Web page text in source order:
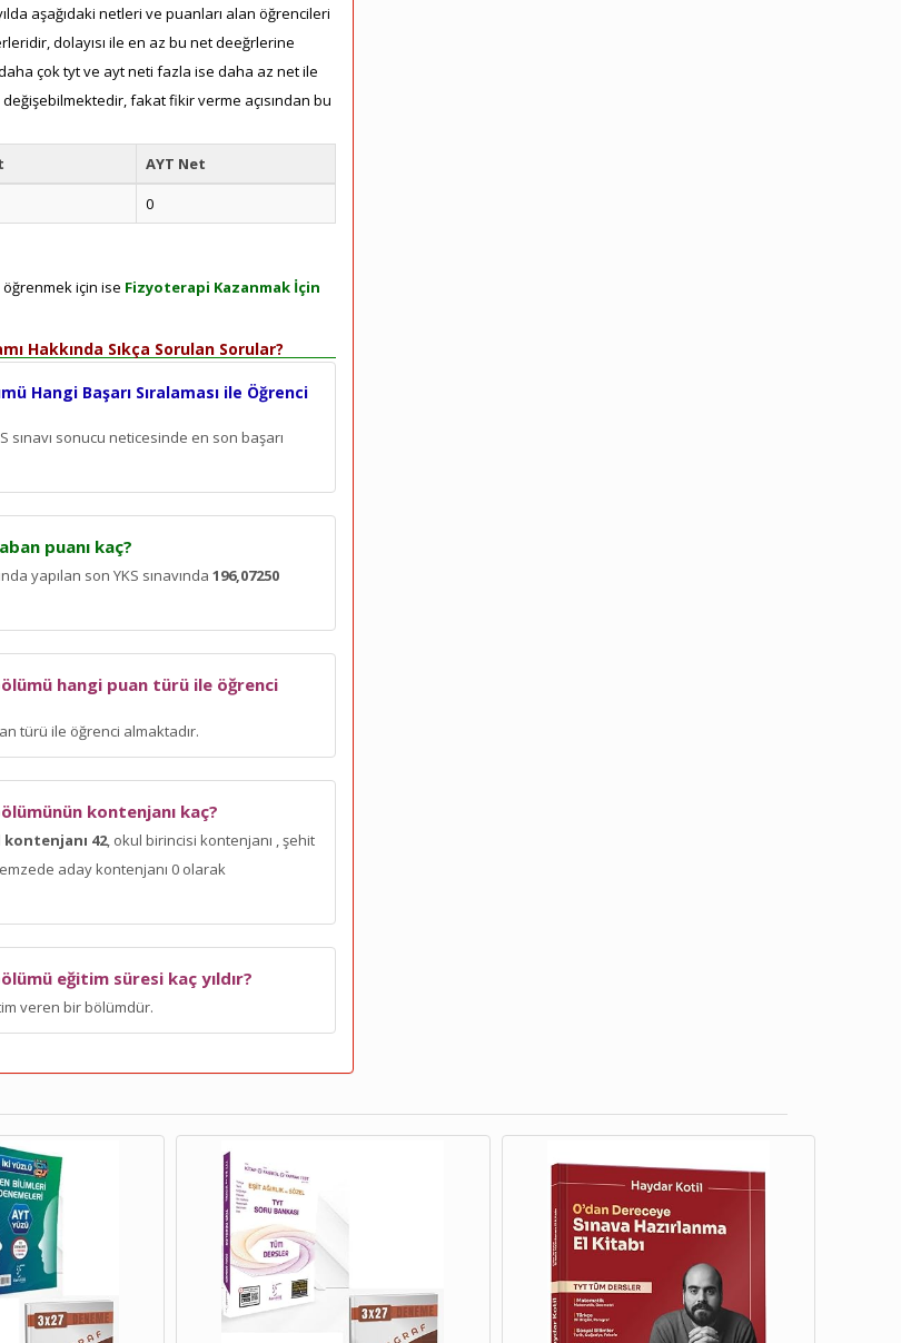
aşağıdaki netleri ve puanları alan öğrencileri
dolayısı ile en az bu net deeğrlerine
çok tyt ve ayt neti fazla ise daha az net ile
fakat fikir verme açısından bu
AYT Net
0
için ise Fizyoterapi Kazanmak İçin
Hakkında Sıkça Sorulan Sorular?
Hangi Başarı Sıralaması ile Öğrenci
sınavı sonucu neticesinde en son başarı
puanı kaç?
yapılan son YKS sınavında 196,07250
hangi puan türü ile öğrenci
türü ile öğrenci almaktadır.
kontenjanı kaç?
kontenjanı 42, okul birincisi kontenjanı , şehit
aday kontenjanı 0 olarak
eğitim süresi kaç yıldır?
veren bir bölümdür.